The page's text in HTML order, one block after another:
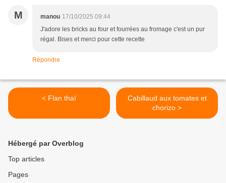
M manou 17/10/2025 09:44
J'adore les bricks au four et fourrées au fromage c'est un pur
régal. Bises et merci pour cette recette
Répondre
< Flan thaï
Cabillaud aux tomates et
chorizo >
Hébergé par Overblog
Top articles
Pages